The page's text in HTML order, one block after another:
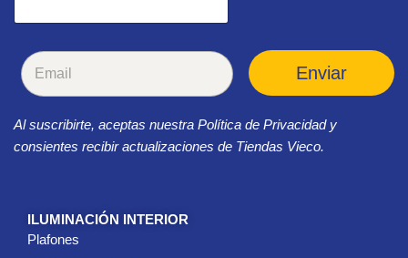
C
o
e
o
Enviar
Al suscribirte, aceptas nuestra Política de Privacidad y
consientes recibir actualizaciones de Tiendas Vieco.
ILUMINACIÓN INTERIOR
Plafones